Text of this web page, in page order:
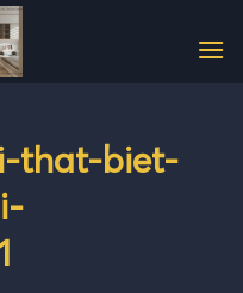
that-biet-